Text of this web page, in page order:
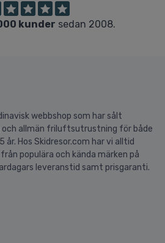
kunder sedan 2008.
webbshop som har sålt
och allmän friluftsutrustning för både
år. Hos Skidresor.com har vi alltid
populära och kända märken på
leveranstid samt prisgaranti.